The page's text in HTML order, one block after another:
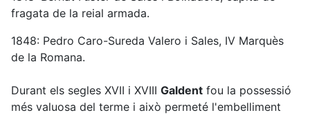
fragata de la reial armada.
1848: Pedro Caro-Sureda Valero i Sales, IV Marquès
de la Romana.
Durant els segles XVII i XVIII Galdent fou la possessió
més valuosa del terme i això permeté l'embelliment